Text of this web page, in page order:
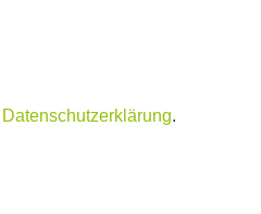
Datenschutzerklärung.